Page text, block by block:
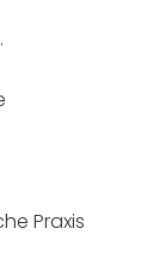
Praxis